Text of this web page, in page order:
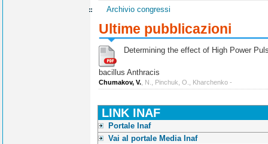
Archivio congressi
Ultime pubblicazioni
Determining the effect of High Power
bacillus Anthracis
Chumakov, V. , N., Pinchuk, O., Kharchenko -
LINK INAF
Portale Inaf
Vai al portale Media Inaf